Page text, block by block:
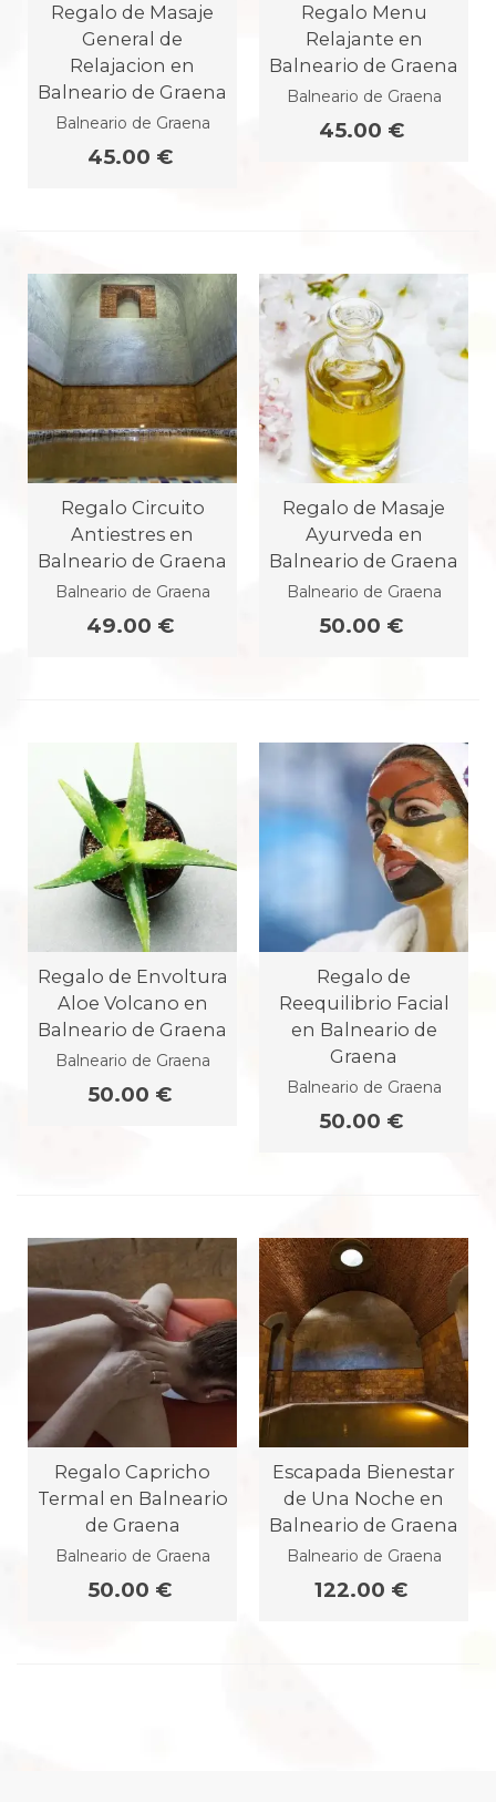
Regalo de Masaje
General de
Relajacion en
Balneario de Graena
Balneario de Graena
45.00 €
Regalo Menu
Relajante en
Balneario de Graena
Balneario de Graena
45.00 €
Regalo Circuito
Antiestres en
Balneario de Graena
Balneario de Graena
49.00 €
Regalo de Masaje
Ayurveda en
Balneario de Graena
Balneario de Graena
50.00 €
Regalo de Envoltura
Aloe Volcano en
Balneario de Graena
Balneario de Graena
50.00 €
Regalo de
Reequilibrio Facial
en Balneario de
Graena
Balneario de Graena
50.00 €
Regalo Capricho
Termal en Balneario
de Graena
Balneario de Graena
50.00 €
Escapada Bienestar
de Una Noche en
Balneario de Graena
Balneario de Graena
122.00 €